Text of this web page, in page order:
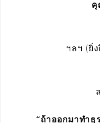
คุ
ฯลฯ (ยิ่
“ถ้าออกมาทำธุ